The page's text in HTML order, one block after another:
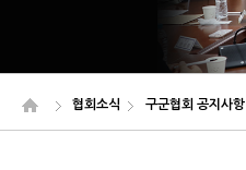
협회소식 구군협회 공지사항